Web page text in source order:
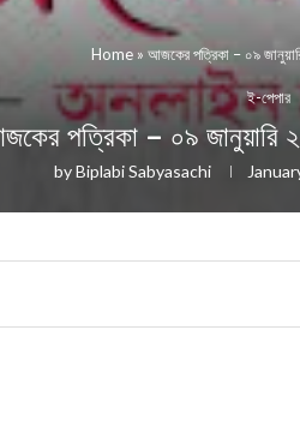
Home» আজকের পত্রিকা – ০৯
ই-পেপার
পত্রিকা – ০৯ জানুয়ারি
byBiplabi Sabyasachi